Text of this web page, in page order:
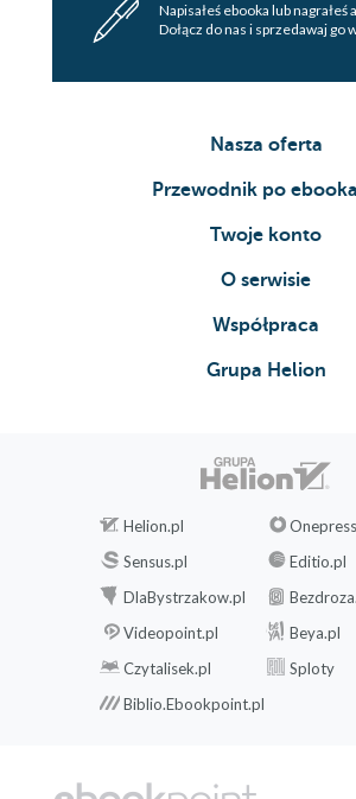
Napisałeś ebooka lub nagrałeś
Dołącz do nas i sprzedawaj go
Nasza oferta
Przewodnik po
Twoje konto
O serwisie
Współpraca
Grupa Helion
Helion.pl
Sensus.pl
Editio.pl
DlaBystrzakow.pl
Videopoint.pl
Beya.pl
Czytalisek.pl
Sploty
Biblio.Ebookpoint.pl